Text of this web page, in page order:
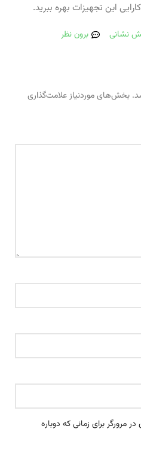
این تجهیزات بهره ببرید.
نشانی برون نظر
بخش‌های موردنیاز علامت‌گذاری
مرورگر برای زمانی که دوباره